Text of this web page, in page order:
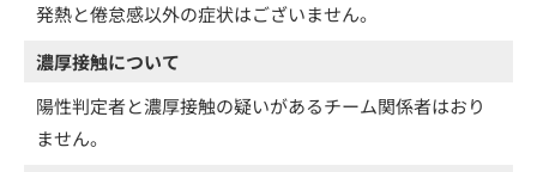
発熱と倦怠感以外の症状はございません。
濃厚接触について
陽性判定者と濃厚接触の疑いがあるチーム関係者はおり
ません。